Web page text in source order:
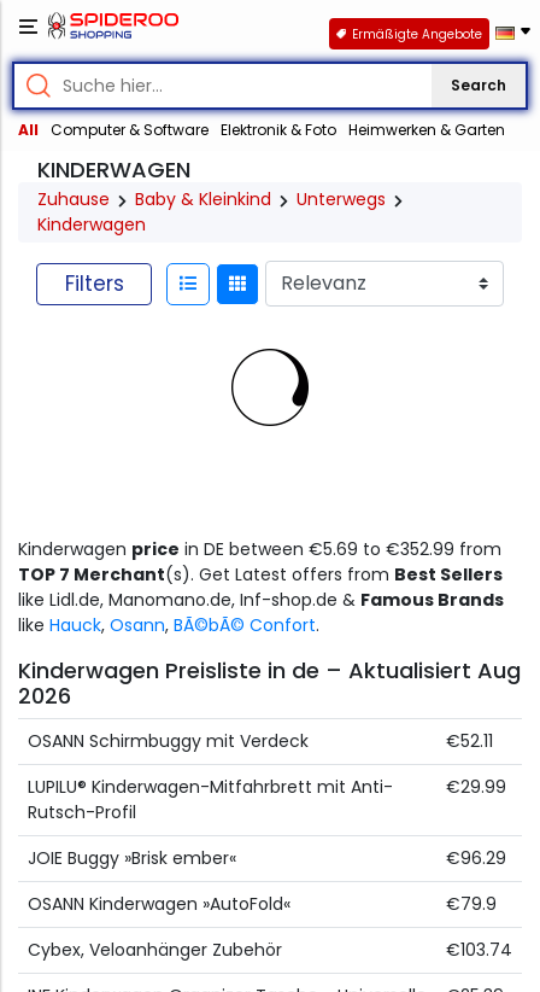
Search
All Computer & Software Elektronik & Foto Heimwerken & Garten
Ermäßigte Angebote
KINDERWAGEN
Zuhause Baby & Kleinkind
Unterwegs
Kinderwagen
Filters
Kinderwagen price in DE between €5.69 to €352.99 from
TOP 7 Merchant(s). Get Latest offers from Best Sellers
like Lidl.de, Manomano.de, Inf-shop.de & Famous Brands
like Hauck, Osann, BÃ©bÃ© Confort.
Kinderwagen Preisliste in de – Aktualisiert Aug
2026
OSANN Schirmbuggy mit Verdeck
€52.11
LUPILU® Kinderwagen-Mitfahrbrett mit Anti-
Rutsch-Profil
€29.99
JOIE Buggy »Brisk ember«
€96.29
OSANN Kinderwagen »AutoFold«
€79.9
Cybex, Veloanhänger Zubehör
€103.74